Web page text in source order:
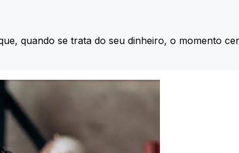
quando se trata do seu dinheiro, o momento